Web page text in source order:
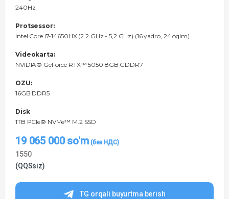
240Hz
Protsessor:
Intel Core i7-14650HX (2.2 GHz - 5,2 GHz) (16 yadro, 24 oqim)
Videokarta:
NVIDIA® GeForce RTX™ 5050 8GB GDDR7
OZU:
16GB DDR5
Disk
1TB PCIe® NVMe™ M.2 SSD
19 065 000so'm
1550
(QQSsiz)
TG orqali buyurtma berish